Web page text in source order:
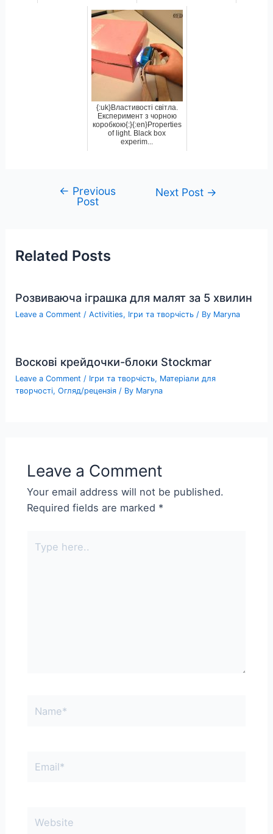
{:uk}Властивості світла.
Експеримент з чорною
коробкою{:}{:en}Properties
of light. Black box
experim...
navigation
← Previous
Post
Next Post →
Related Posts
Розвиваюча іграшка для малят за 5 хвилин
Leave a Comment /Activities, Ігри та творчість / By Maryna
Воскові крейдочки-блоки Stockmar
Leave a Comment / Ігри та творчість, Матеріали для
творчості,Огляд/рецензія / By Maryna
Leave a Comment
Your email address will not be published.
Required fields are marked *
here..